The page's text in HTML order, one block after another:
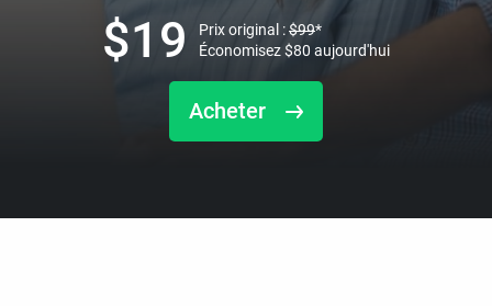
Acheter
$19 Prix original :$99*
Économisez$80 aujourd'hui